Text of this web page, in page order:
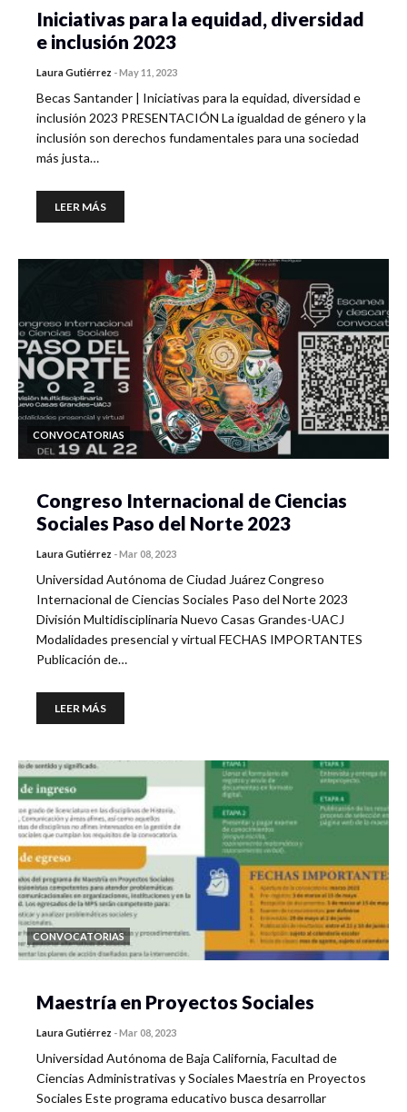
Iniciativas para la equidad, diversidad
e inclusión 2023
Laura Gutiérrez -May 11, 2023
Becas Santander | Iniciativas para la equidad, diversidad e
inclusión 2023 PRESENTACIÓN La igualdad de género y la
inclusión son derechos fundamentales para una sociedad
más justa…
LEER MÁS
CONVOCATORIAS
Congreso Internacional de Ciencias
Sociales Paso del Norte 2023
Laura Gutiérrez -Mar 08, 2023
Universidad Autónoma de Ciudad Juárez Congreso
Internacional de Ciencias Sociales Paso del Norte 2023
División Multidisciplinaria Nuevo Casas Grandes-UACJ
Modalidades presencial y virtual FECHAS IMPORTANTES
Publicación de…
LEER MÁS
CONVOCATORIAS
Maestría en Proyectos Sociales
Laura Gutiérrez -Mar 08, 2023
Universidad Autónoma de Baja California, Facultad de
Ciencias Administrativas y Sociales Maestría en Proyectos
Sociales Este programa educativo busca desarrollar